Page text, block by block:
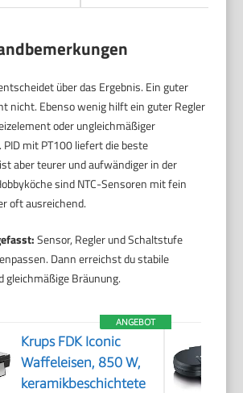
über das Ergebnis. Ein guter
nicht. Ebenso wenig hilft ein guter Regler
oder ungleichmäßiger
mit PT100 liefert die beste
aber teurer und aufwändiger in der
sind NTC-Sensoren mit fein
oft ausreichend.
Sensor, Regler und Schaltstufe
Dann erreichst du stabile
gleichmäßige Bräunung.
ANGEBOT
Krups FDK Iconic
Waffeleisen, 850 W,
keramikbeschichtete